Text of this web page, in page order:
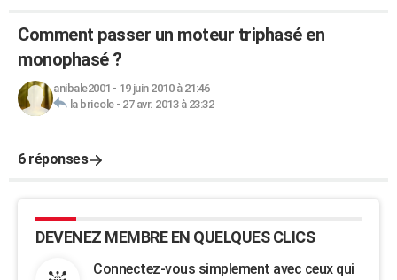
Comment passer un moteur triphasé en
monophasé ?
anibale2001 - 19 juin 2010 à 21:46
la bricole- 27 avr. 2013 à 23:32
6 réponses
DEVENEZ MEMBRE EN QUELQUES CLICS
Connectez-vous simplement avec ceux qui